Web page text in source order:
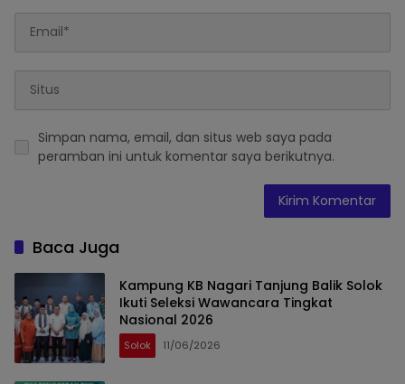
Simpan nama, email, dan situs web saya pada
peramban ini untuk komentar saya berikutnya.
Baca Juga
Kampung KB Nagari Tanjung Balik Solok
Ikuti Seleksi Wawancara Tingkat
Nasional 2026
Solok 11/06/2026